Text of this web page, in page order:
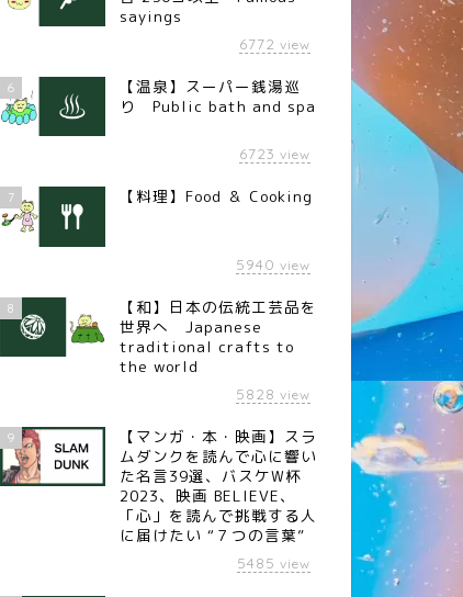
sayings
6772 view
6
【温泉】スーパー銭湯巡
り Public bath and spa
6723 view
7 【料理】Food ＆ Cooking
5940 view
8
【和】日本の伝統工芸品を
世界へ Japanese
traditional crafts to
the world
5828 view
9
【マンガ・本・映画】スラ
ムダンクを読んで心に響い
た名言39選、バスケW杯
2023、映画 BELIEVE、
「心」を読んで挑戦する人
に届けたい “７つの言葉”
5485 view